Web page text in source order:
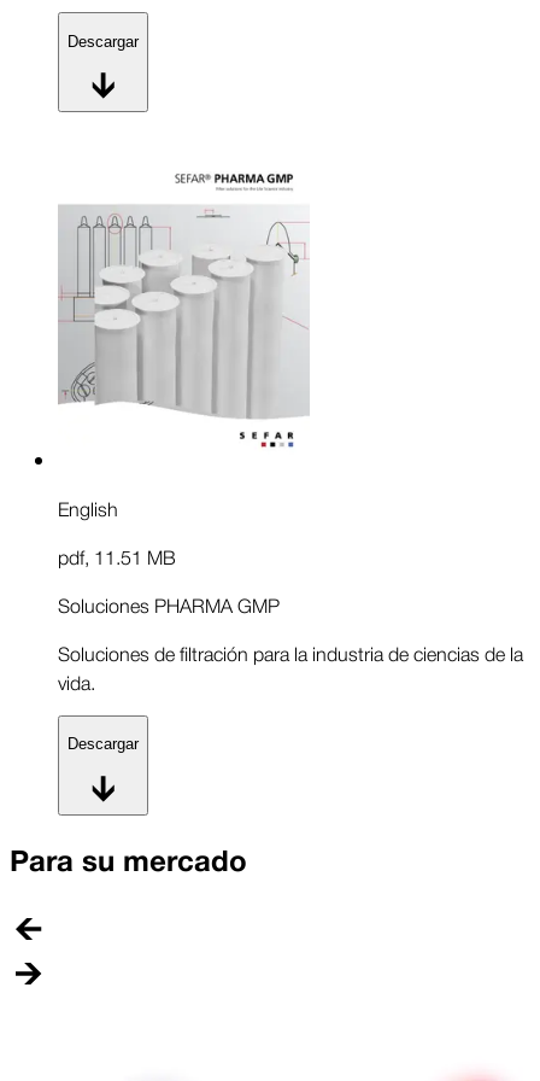
Descargar
English
pdf, 11.51 MB
Soluciones PHARMA GMP
Soluciones de filtración para la industria de ciencias de la
vida.
Descargar
Para su mercado